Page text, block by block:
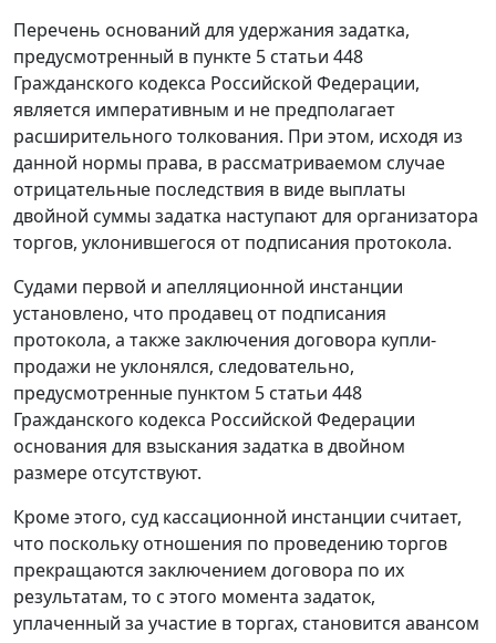
Перечень оснований для удержания задатка,
предусмотренный в пункте 5 статьи 448
Гражданского кодекса Российской Федерации,
является императивным и не предполагает
расширительного толкования. При этом, исходя из
данной нормы права, в рассматриваемом случае
отрицательные последствия в виде выплаты
двойной суммы задатка наступают для организатора
торгов, уклонившегося от подписания протокола.
Судами первой и апелляционной инстанции
установлено, что продавец от подписания
протокола, а также заключения договора купли-
продажи не уклонялся, следовательно,
предусмотренные пунктом 5 статьи 448
Гражданского кодекса Российской Федерации
основания для взыскания задатка в двойном
размере отсутствуют.
Кроме этого, суд кассационной инстанции считает,
что поскольку отношения по проведению торгов
прекращаются заключением договора по их
результатам, то с этого момента задаток,
уплаченный за участие в торгах, становится авансом